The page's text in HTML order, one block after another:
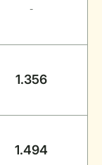
-
1.356
1.494